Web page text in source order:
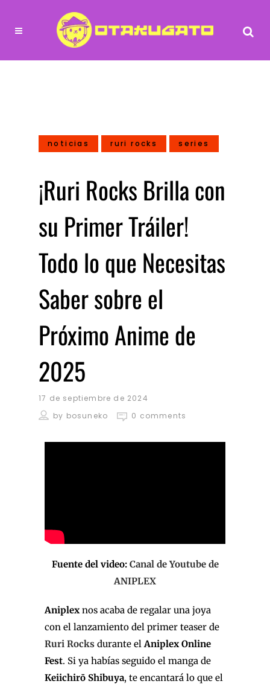
noticias ruri rocks series
¡Ruri Rocks Brilla con
su Primer Tráiler!
Todo lo que Necesitas
Saber sobre el
Próximo Anime de
2025
17 de septiembre de 2024
by bosuneko 0 comments
Fuente del video: Canal de Youtube de
ANIPLEX
Aniplex nos acaba de regalar una joya
con el lanzamiento del primer teaser de
Ruri Rocks durante el Aniplex Online
Fest. Si ya habías seguido el manga de
Keiichirō Shibuya, te encantará lo que el